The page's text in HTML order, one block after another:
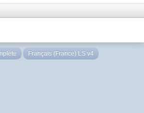
Français (France) LS v4